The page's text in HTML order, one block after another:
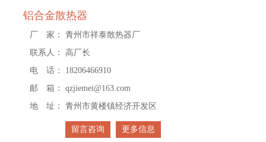
铝合金散热器
厂 家：
青州市祥泰散热器厂
联系人：
高厂长
电 话：
18206466910
邮 箱：
qzjiemei@163.com
地 址：
青州市黄楼镇经济开发区
留言咨询 更多信息